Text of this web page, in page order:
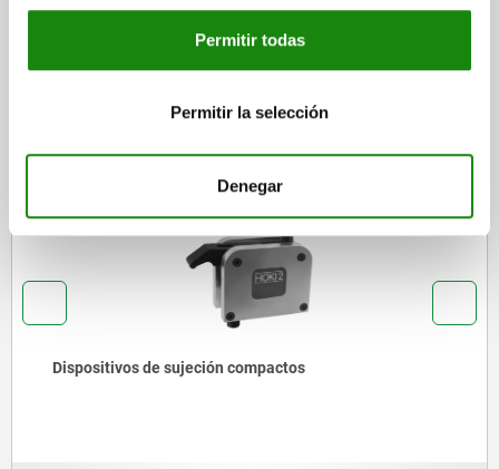
Permitir todas
Permitir la selección
Denegar
Otros clientes también
Ganchos de sujeción con collar